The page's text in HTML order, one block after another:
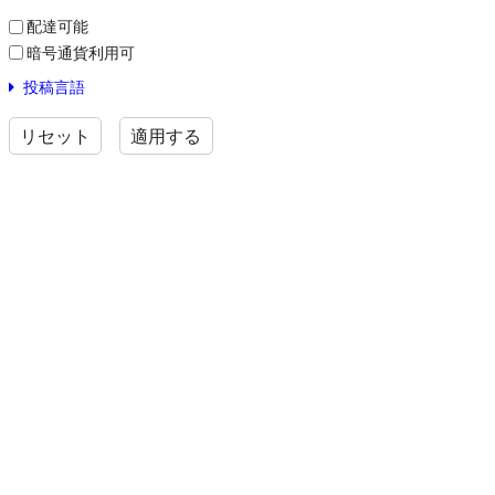
配達可能
暗号通貨利用可
投稿言語
リセット 適用する